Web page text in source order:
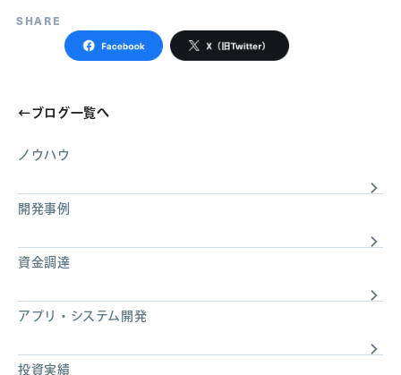
SHARE
←ブログ一覧へ
ノウハウ
開発事例
資金調達
アプリ・システム開発
投資実績